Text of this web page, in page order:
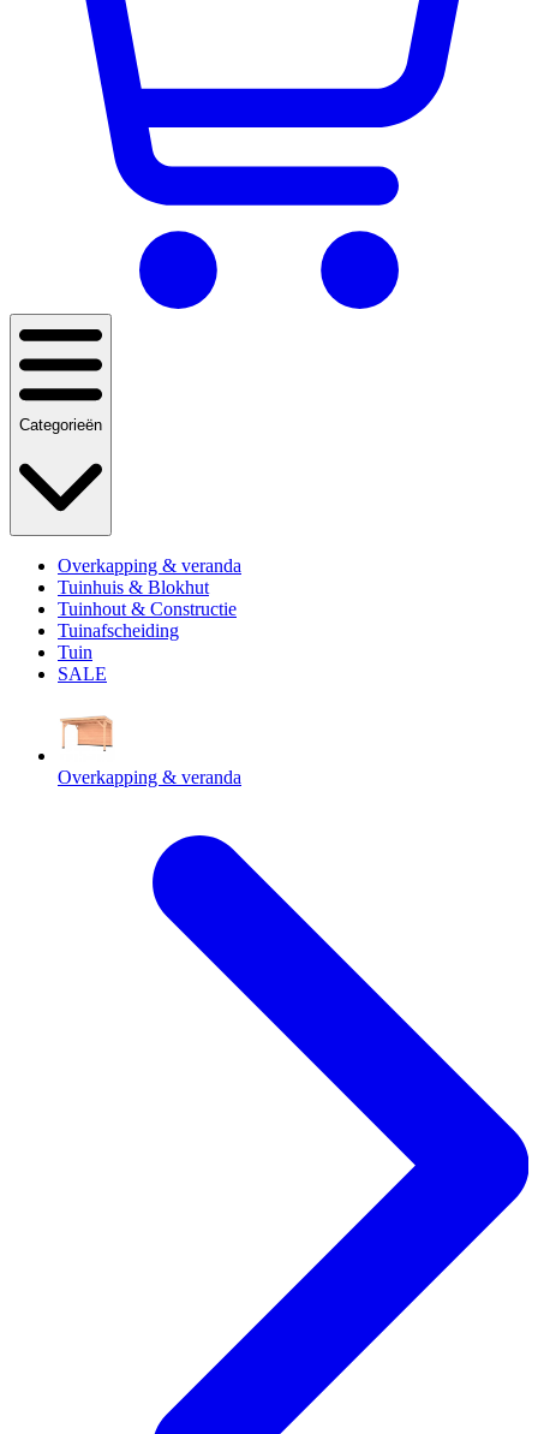
Categorieën
Overkapping & veranda
Tuinhuis & Blokhut
Tuinhout & Constructie
Tuinafscheiding
Tuin
SALE
Overkapping & veranda